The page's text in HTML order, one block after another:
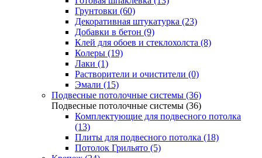
Грунтовки (60)
Декоративная штукатурка (23)
Добавки в бетон (9)
Клей для обоев и стеклохолста (8)
Колеры (19)
Лаки (1)
Растворители и очистители (0)
Эмали (15)
Подвесные потолочные системы (36)
Подвесные потолочные системы (36)
Комплектующие для подвесного потолка
(13)
Плиты для подвесного потолка (18)
Потолок Грильято (5)